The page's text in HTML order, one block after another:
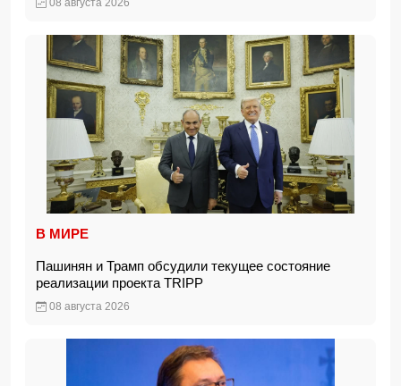
08 августа 2026
В МИРЕ
Пашинян и Трамп обсудили текущее состояние
реализации проекта TRIPP
08 августа 2026